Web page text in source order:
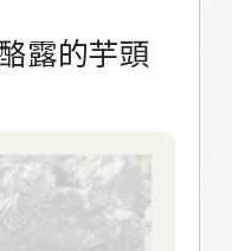
籃，前後搖動，
，現在則有自動
「開始烤的時候
烘烤後的芋頭乾
），芋頭粉
芋頭粉混豬絞肉
）」，或是煮
、加芋頭粉成
露的芋頭